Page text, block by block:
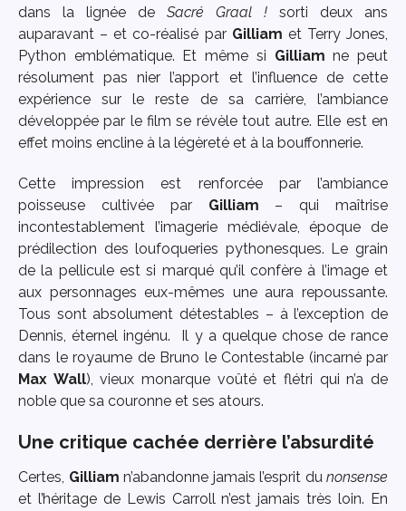
dans la lignée de Sacré Graal ! sorti deux ans
auparavant – et co-réalisé par Gilliam et Terry Jones,
Python emblématique. Et même si Gilliam ne peut
résolument pas nier l’apport et l’influence de cette
expérience sur le reste de sa carrière, l’ambiance
développée par le film se révèle tout autre. Elle est en
effet moins encline à la légèreté et à la bouffonnerie.
Cette impression est renforcée par l’ambiance
poisseuse cultivée par Gilliam – qui maîtrise
incontestablement l’imagerie médiévale, époque de
prédilection des loufoqueries pythonesques. Le grain
de la pellicule est si marqué qu’il confère à l’image et
aux personnages eux-mêmes une aura repoussante.
Tous sont absolument détestables – à l’exception de
Dennis, éternel ingénu. Il y a quelque chose de rance
dans le royaume de Bruno le Contestable (incarné par
Max Wall), vieux monarque voûté et flétri qui n’a de
noble que sa couronne et ses atours.
Une critique cachée derrière l’absurdité
Certes, Gilliam n’abandonne jamais l’esprit du nonsense
et l’héritage de Lewis Carroll n’est jamais très loin. En